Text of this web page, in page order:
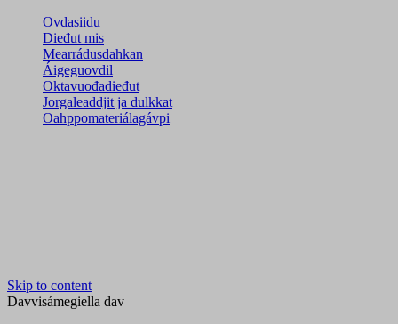
Ovdasiidu
Dieđut mis
Mearrádusdahkan
Áigeguovdil
Oktavuođadieđut
Jorgaleaddjit ja dulkkat
Oahppomateriálagávpi
Skip to content
Davvisámegiella dav